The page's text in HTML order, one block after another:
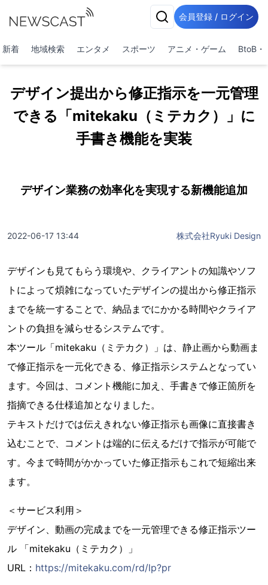
会員登録 / ログイン
新着 地域検索 エンタメ スポーツ アニメ・ゲーム BtoB・
デザイン提出から修正指示を一元管理
できる「mitekaku（ミテカク）」に
手書き機能を実装
デザイン業務の効率化を実現する新機能追加
2022-06-17 13:44 株式会社Ryuki Design
デザインも見てもらう環境や、クライアントの知識やソフ
トによって煩雑になっていたデザインの提出から修正指示
までを統一することで、納品までにかかる時間やクライア
ントの負担を減らせるシステムです。
本ツール「mitekaku（ミテカク）」は、静止画から動画ま
で修正指示を一元化できる、修正指示システムとなってい
ます。今回は、コメント機能に加え、手書きで修正箇所を
指摘できる仕様追加となりました。
テキストだけでは伝えきれない修正指示も画像に直接書き
込むことで、コメントは端的に伝えるだけで指示が可能で
す。今まで時間がかかっていた修正指示もこれで短縮出来
ます。
＜サービス利用＞
デザイン、動画の完成までを一元管理できる修正指示ツー
ル 「mitekaku（ミテカク）」
URL： https://mitekaku.com/rd/lp?pr